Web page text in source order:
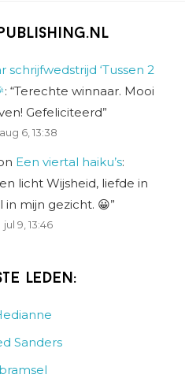
schrijfwedstrijd ‘Tussen 2
: “Terechte winnaar. Mooi
Gefeliciteerd”
aug 6, 13:38
Een viertal haiku’s:
licht Wijsheid, liefde in
in mijn gezicht. 😀”
jul 9, 13:46
leden:
Sanders
bramsel